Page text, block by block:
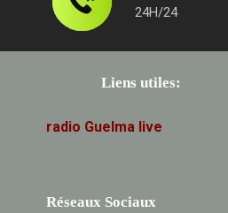
24H/24
Liens utiles:
radio Guelma live
Réseaux Sociaux